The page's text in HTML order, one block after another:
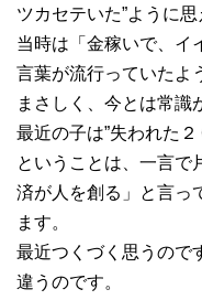
ツカセテいた”ように思
当時は「金稼いで、イ
言葉が流行っていたよ
まさしく、今とは常識
最近の子は”失われた２
ということは、一言で
済が人を創る」と言っ
ます。
最近つくづく思うので
違うのです。